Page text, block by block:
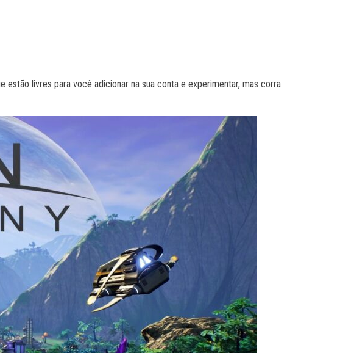
estão livres para você adicionar na sua conta e experimentar, mas corra